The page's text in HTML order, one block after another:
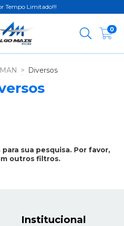
Tempo Limitado!!!
0
MAN > Diversos
sua pesquisa. Por favor,
outros filtros.
Institucional